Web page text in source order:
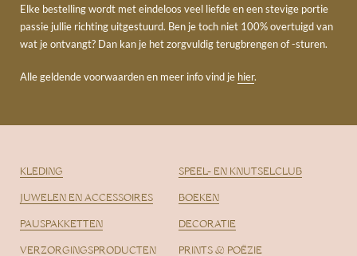
Elke bestelling wordt met eindeloos veel liefde en een stevige portie
passie jullie richting uitgestuurd. Ben je toch niet 100% overtuigd van
wat je ontvangt? Dan kan je het zorgvuldig terugbrengen of -sturen.
Alle geldende voorwaarden en meer info vind je hier.
KLEDING
JUWELEN EN ACCESSOIRES
PAUSPAKKETTEN
VERZORGINGSPRODUCTEN
SPEEL- EN KNUTSELCLUB
BOEKEN
DECORATIE
PRINTS & POËZIE